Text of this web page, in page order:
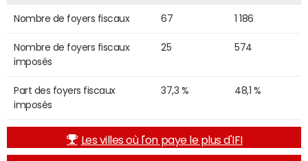
Nombre de foyers fiscaux 67 1 186
Nombre de foyers fiscaux
imposés
25 574
Part des foyers fiscaux
imposés
37,3 % 48,1 %
Les villes où l'on paye le plus d'IFI